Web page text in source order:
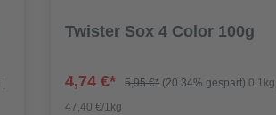
Twister Sox 4 Color 100g
4,74 €* 5,95 €* (20.34% gespart) 0.1kg |
47,40 €/1kg